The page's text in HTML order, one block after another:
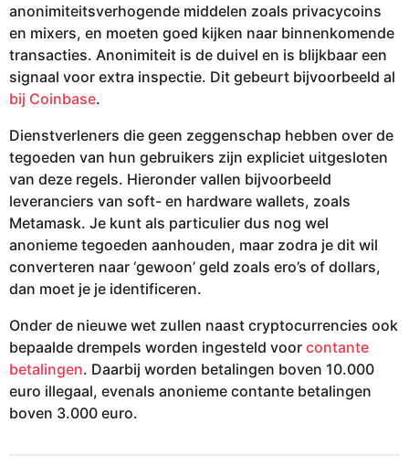
anonimiteitsverhogende middelen zoals privacycoins
en mixers, en moeten goed kijken naar binnenkomende
transacties. Anonimiteit is de duivel en is blijkbaar een
signaal voor extra inspectie. Dit gebeurt bijvoorbeeld al
bij Coinbase.
Dienstverleners die geen zeggenschap hebben over de
tegoeden van hun gebruikers zijn expliciet uitgesloten
van deze regels. Hieronder vallen bijvoorbeeld
leveranciers van soft- en hardware wallets, zoals
Metamask. Je kunt als particulier dus nog wel
anonieme tegoeden aanhouden, maar zodra je dit wil
converteren naar ‘gewoon’ geld zoals ero’s of dollars,
dan moet je je identificeren.
Onder de nieuwe wet zullen naast cryptocurrencies ook
bepaalde drempels worden ingesteld voor contante
betalingen. Daarbij worden betalingen boven 10.000
euro illegaal, evenals anonieme contante betalingen
boven 3.000 euro.